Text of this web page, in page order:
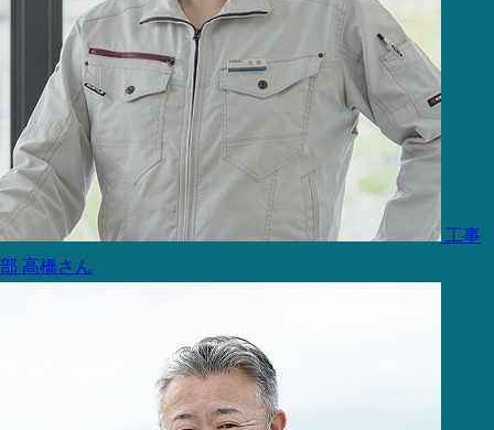
工事
部 高橋さん